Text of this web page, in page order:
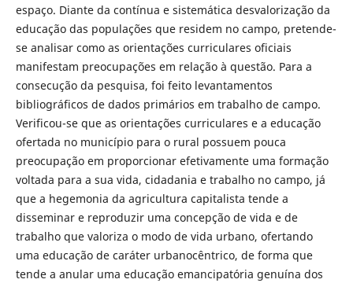
espaço. Diante da contínua e sistemática desvalorização da
educação das populações que residem no campo, pretende-
se analisar como as orientações curriculares oficiais
manifestam preocupações em relação à questão. Para a
consecução da pesquisa, foi feito levantamentos
bibliográficos de dados primários em trabalho de campo.
Verificou-se que as orientações curriculares e a educação
ofertada no município para o rural possuem pouca
preocupação em proporcionar efetivamente uma formação
voltada para a sua vida, cidadania e trabalho no campo, já
que a hegemonia da agricultura capitalista tende a
disseminar e reproduzir uma concepção de vida e de
trabalho que valoriza o modo de vida urbano, ofertando
uma educação de caráter urbanocêntrico, de forma que
tende a anular uma educação emancipatória genuína dos